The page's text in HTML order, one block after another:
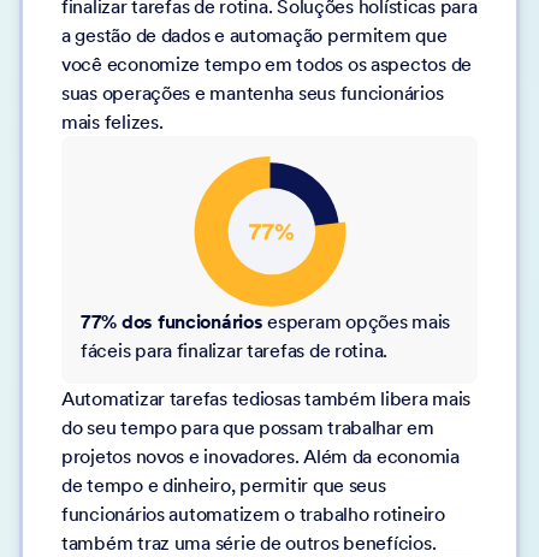
finalizar tarefas de rotina. Soluções holísticas para
a gestão de dados e automação permitem que
você economize tempo em todos os aspectos de
suas operações e mantenha seus funcionários
mais felizes.
77% dos funcionários esperam opções mais
fáceis para finalizar tarefas de rotina.
Automatizar tarefas tediosas também libera mais
do seu tempo para que possam trabalhar em
projetos novos e inovadores. Além da economia
de tempo e dinheiro, permitir que seus
funcionários automatizem o trabalho rotineiro
também traz uma série de outros benefícios.